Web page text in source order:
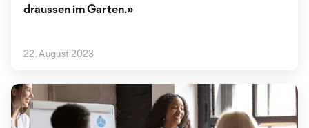
draussen im Garten.»
22. August 2023